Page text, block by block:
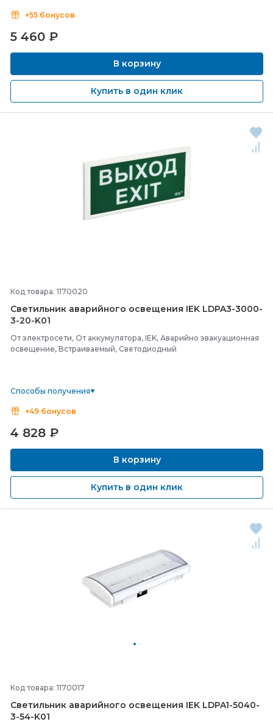
+55 бонусов
5 460 ₽
В корзину
Купить в один клик
Код товара: 1170020
Светильник аварийного освещения IEK LDPA3-3000-
3-20-K01
От электросети, От аккумулятора, IEK, Аварийно эвакуационная
освещение, Встраиваемый, Светодиодный
Способы получения
+49 бонусов
4 828 ₽
В корзину
Купить в один клик
Код товара: 1170017
Светильник аварийного освещения IEK LDPA1-5040-
3-54-K01